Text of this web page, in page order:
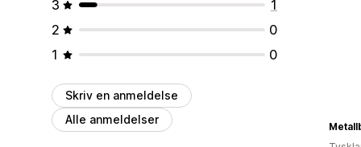
3
1
2
0
1
0
Skriv en anmeldelse
Alle anmeldelser